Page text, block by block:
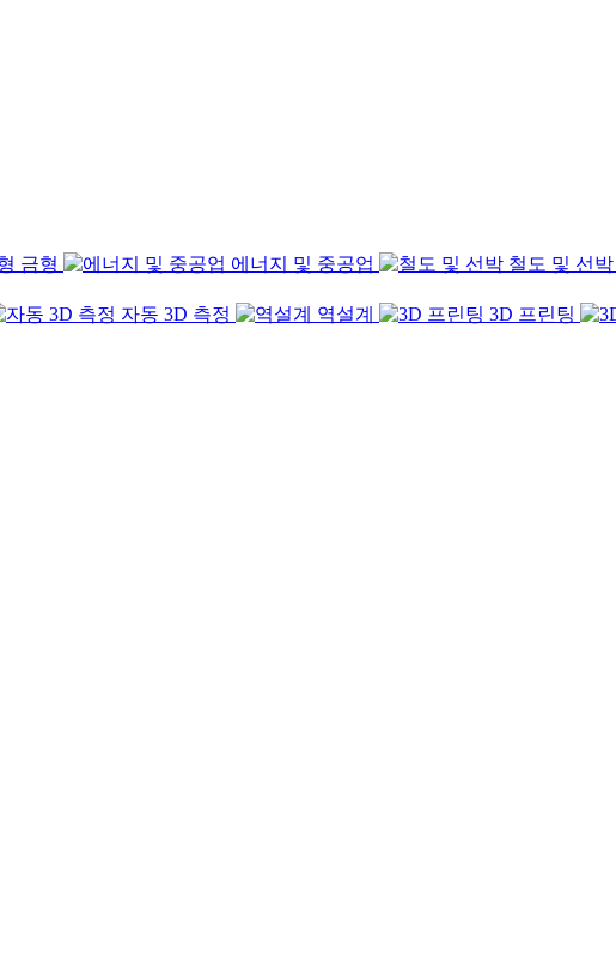
금형 에너지 및 중공업 철도 및 선박
자동 3D 측정 역설계 3D 프린팅